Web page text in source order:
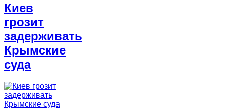
Киев
грозит
задерживать
Крымские
суда